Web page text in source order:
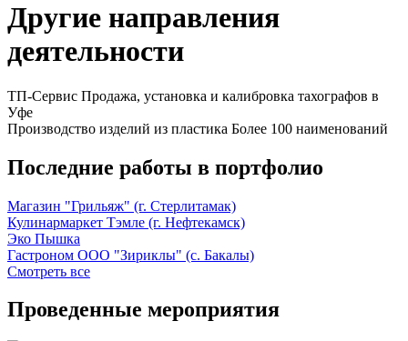
Другие направления
деятельности
ТП-Сервис Продажа, установка и калибровка тахографов в
Уфе
Производство изделий из пластика Более 100 наименований
Последние работы в портфолио
Магазин "Грильяж" (г. Стерлитамак)
Кулинармаркет Тэмле (г. Нефтекамск)
Эко Пышка
Гастроном ООО "Зириклы" (с. Бакалы)
Смотреть все
Проведенные мероприятия